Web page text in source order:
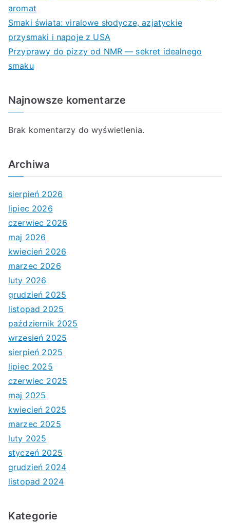
aromat
Smaki świata: viralowe słodycze, azjatyckie
przysmaki i napoje z USA
Przyprawy do pizzy od NMR — sekret idealnego
smaku
Najnowsze komentarze
Brak komentarzy do wyświetlenia.
Archiwa
sierpień 2026
lipiec 2026
czerwiec 2026
maj 2026
kwiecień 2026
marzec 2026
luty 2026
grudzień 2025
listopad 2025
październik 2025
wrzesień 2025
sierpień 2025
lipiec 2025
czerwiec 2025
maj 2025
kwiecień 2025
marzec 2025
luty 2025
styczeń 2025
grudzień 2024
listopad 2024
Kategorie